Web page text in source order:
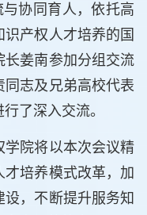
协同育人，依托高
产权人才培养的国
长姜南参加分组交流
志及兄弟高校代表
了深入交流。
学院将以本次会议精
培养模式改革，加
，不断提升服务知